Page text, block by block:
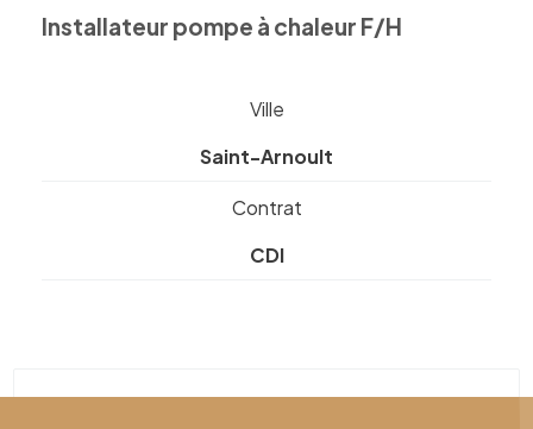
Installateur pompe à chaleur F/H
Ville
Saint-Arnoult
Contrat
CDI